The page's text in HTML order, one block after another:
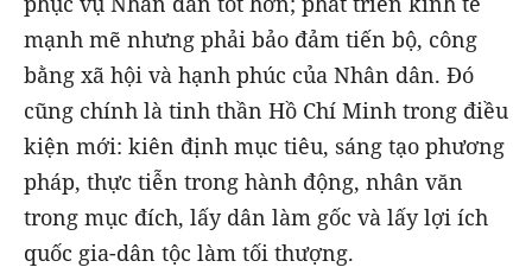
mạnh mẽ nhưng phải bảo đảm tiến bộ, công
bằng xã hội và hạnh phúc của Nhân dân. Đó
cũng chính là tinh thần Hồ Chí Minh trong điều
kiện mới: kiên định mục tiêu, sáng tạo phương
pháp, thực tiễn trong hành động, nhân văn
trong mục đích, lấy dân làm gốc và lấy lợi ích
quốc gia-dân tộc làm tối thượng.